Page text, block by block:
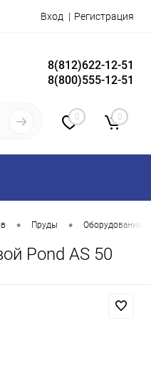
Вход Регистрация
8(812)622-12-51
8(800)555-12-51
0 0
• Пруды • Оборудование
Pond AS 50